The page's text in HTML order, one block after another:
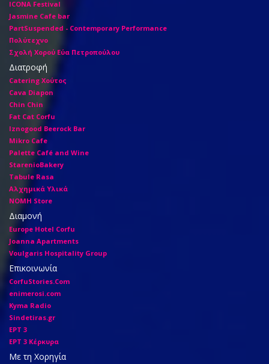
ICONA Festival
Jasmine Cafe bar
PartSuspended - Contemporary Performance
Πολύτεχνο
Σχολή Χορού Εύα Πετροπούλου
Διατροφή
Catering Χούτος
Cava Diapon
Chin Chin
Fat Cat Corfu
Iznogood Βeerock Bar
Mikro Cafe
Palette Café and Wine
StarenioBakery
Tabule Rasa
Αλχημικά Υλικά
ΝΟΜΗ Store
Διαμονή
Europe Hotel Corfu
Joanna Apartments
Voulgaris Hospitality Group
Επικοινωνία
CorfuStories.Com
enimerosi.com
Kyma Radio
Sindetiras.gr
ΕΡΤ 3
ΕΡΤ 3 Κέρκυρα
Με τη Χορηγία